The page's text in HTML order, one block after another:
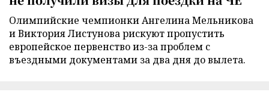
Олимпийские чемпионки Ангелина Мельникова
и Виктория Листунова рискуют пропустить
европейское первенство из-за проблем с
въездными документами за два дня до вылета.